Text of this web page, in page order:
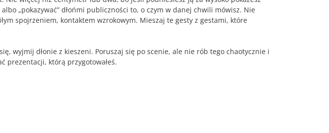
„pokazywać” dłońmi publiczności to, o czym w danej chwili mówisz. Nie
spojrzeniem, kontaktem wzrokowym. Mieszaj te gesty z gestami, które
wyjmij dłonie z kieszeni. Poruszaj się po scenie, ale nie rób tego chaotycznie i
prezentacji, którą przygotowałeś.